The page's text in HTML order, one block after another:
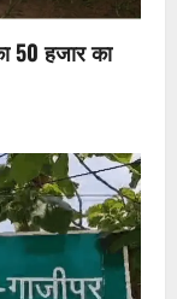
50 हजार का